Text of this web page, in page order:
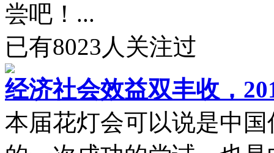
尝吧！...
已有8023 人关注过
经济社会效益双丰收，
本届花灯会可以说是中